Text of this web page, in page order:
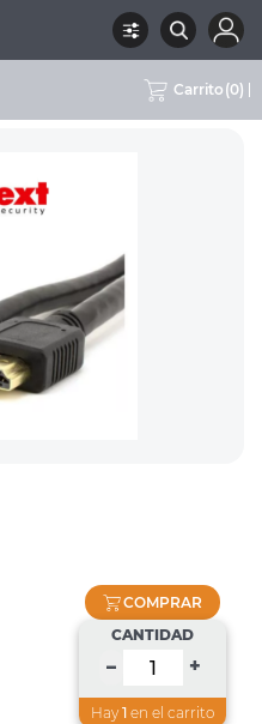
Carrito (0)
MARCA PRONEXT
COMPRAR
CANTIDAD
– +
Hay 1 en el carrito